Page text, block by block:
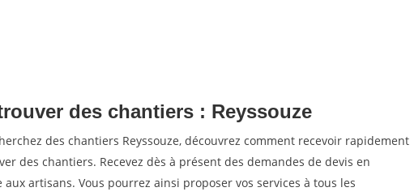
des chantiers : Reyssouze
des chantiers Reyssouze, découvrez comment recevoir rapidement
des chantiers. Recevez dès à présent des demandes de devis en
artisans. Vous pourrez ainsi proposer vos services à tous les